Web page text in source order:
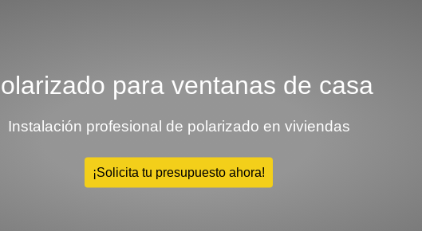
para ventanas de casa
Instalación profesional de polarizado en viviendas
¡Solicita tu presupuesto ahora!